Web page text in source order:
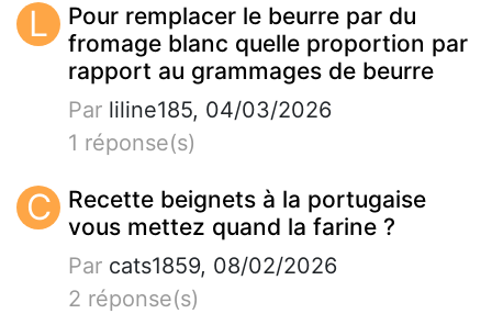
L
Pour remplacer le beurre par du
fromage blanc quelle proportion par
rapport au grammages de beurre
Par liline185, 04/03/2026
1 réponse(s)
C
Recette beignets à la portugaise
vous mettez quand la farine ?
Par cats1859, 08/02/2026
2 réponse(s)